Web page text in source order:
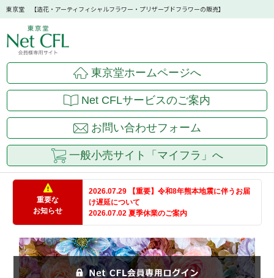
東京堂 【造花・アーティフィシャルフラワー・プリザーブドフラワーの販売】
東京堂ホームページへ
Net CFLサービスのご案内
お問い合わせフォーム
一般小売サイト「マイフラ」へ
重要な
お知らせ
2026.07.29 【重要】令和8年熊本地震に伴うお届
け遅延について
2026.07.02 夏季休業のご案内